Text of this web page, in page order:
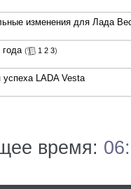
изменения для Лада
года ( 1 2 3)
LADA Vesta
время: